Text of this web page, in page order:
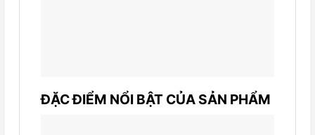
ĐẶC ĐIỂM NỔI BẬT CỦA SẢN PHẨM